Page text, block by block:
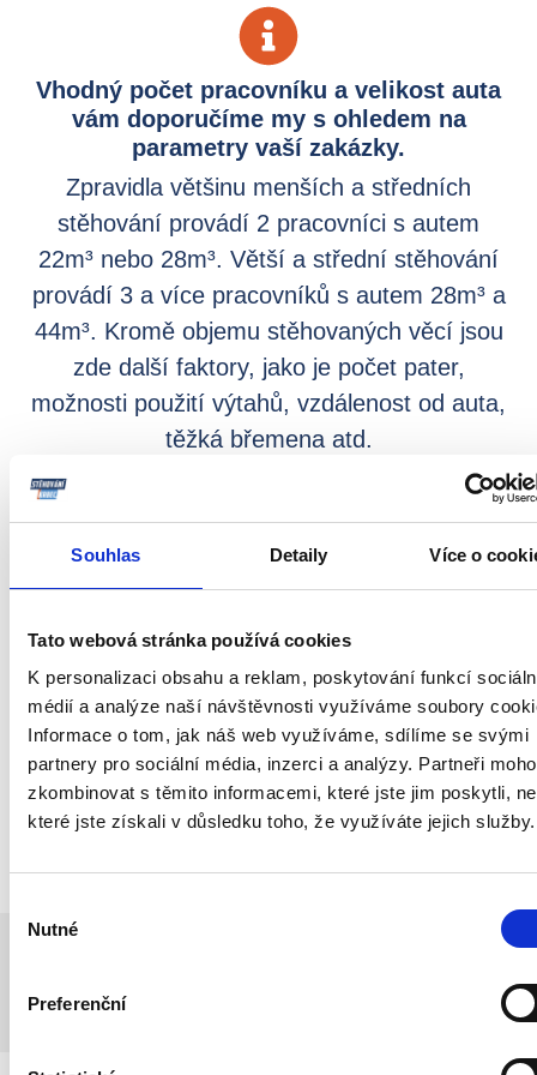
Souhlas Detaily Více o
Tato webová stránka používá cookies
K personalizaci obsahu a reklam, poskytování funkcí
médií a analýze naší návštěvnosti využíváme soubory
Informace o tom, jak náš web využíváme, sdílíme se svými
partnery pro sociální média, inzerci a analýzy. Partneři
zkombinovat s těmito informacemi, které jste jim poskytli,
které jste získali v důsledku toho, že využíváte jejich služby.
souhlasu
Nutné
Preferenční
Vhodný počet pracovníku a velikost auta
vám doporučíme my s ohledem na
parametry vaší zakázky.
Zpravidla většinu menších a středních
stěhování provádí 2 pracovníci s autem
22m³ nebo 28m³. Větší a střední stěhování
provádí 3 a více pracovníků s autem 28m³ a
44m³. Kromě objemu stěhovaných věcí jsou
zde další faktory, jako je počet pater,
možnosti použití výtahů, vzdálenost od auta,
těžká břemena atd.
Hodinová sazba platí jednotně pro všechny
typy činností - stěhování, vyklízení, montáž
a demontáž nábytku, balení i obalování
věcí. Stejná sazba se účtuje také za čas
strávený cestou k zakázce a zpět. Díky
tomu vždy víte, za co platíte, bez skrytých